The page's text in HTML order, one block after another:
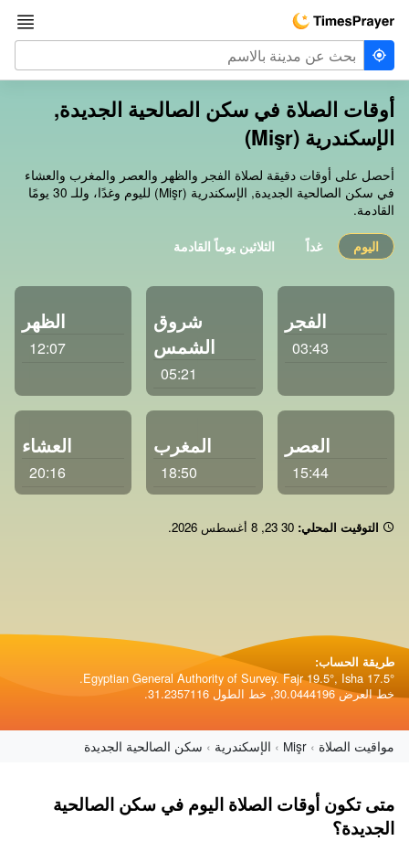
أوقات الصلاة في سكن الصالحية الجديدة,
الإسكندرية (Mişr)
أحصل على أوقات دقيقة لصلاة الفجر والظهر والعصر والمغرب والعشاء
في سكن الصالحية الجديدة, الإسكندرية (Mişr) لليوم وغدًا، وللـ 30 يومًا
القادمة.
اليوم غداً الثلاثين يوماً القادمة
الفجر
03:43
شروق
الشمس
05:21
الظهر
12:07
العصر
15:44
المغرب
18:50
العشاء
20:16
التوقيت المحلي: 23 30
, 8 أغسطس 2026 .
طريقة الحساب:
Egyptian General Authority of Survey. Fajr 19.5°, Isha 17.5°.
خط العرض 30.0444196, خط الطول 31.2357116.
مواقيت الصلاة Mişr الإسكندرية سكن الصالحية الجديدة
متى تكون أوقات الصلاة اليوم في سكن الصالحية
الجديدة؟